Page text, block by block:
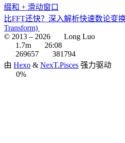
缀和 + 滑动窗口
比FFT还快？深入解析快速数论变
Transform)
© 2013 – 2026
Long Luo
1.7m
26:08
269657
381794
由 Hexo & NexT.Pisces 强力驱动
0%